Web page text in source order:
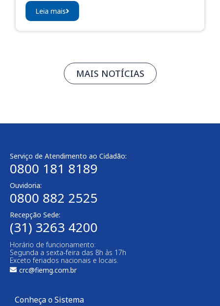
Leia mais
MAIS NOTÍCIAS
Serviço de Atendimento ao Cidadão:
0800 181 8189
Ouvidoria:
0800 882 2525​
Recepção Sede:
(31) 3263 4200
Horário de funcionamento:
Segunda a sexta-feira das 8h às 17h
Exceto feriados nacionais e locais.
crc@fiemg.com.br
Conheça o Sistema